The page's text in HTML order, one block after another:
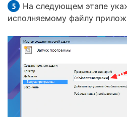
На следующем этапе
исполняемому файлу